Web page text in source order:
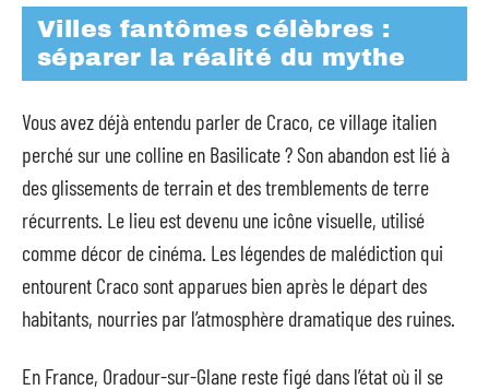
Villes fantômes célèbres :
séparer la réalité du mythe
Vous avez déjà entendu parler de Craco, ce village italien
perché sur une colline en Basilicate ? Son abandon est lié à
des glissements de terrain et des tremblements de terre
récurrents. Le lieu est devenu une icône visuelle, utilisé
comme décor de cinéma. Les légendes de malédiction qui
entourent Craco sont apparues bien après le départ des
habitants, nourries par l’atmosphère dramatique des ruines.
En France, Oradour-sur-Glane reste figé dans l’état où il se